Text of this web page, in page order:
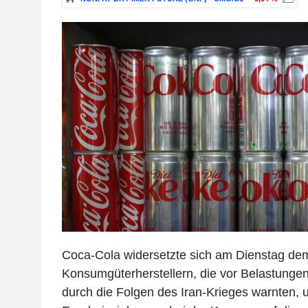
Coca-Cola widersetzte sich am Dienstag
Konsumgüterherstellern, die vor
durch die Folgen des Iran-Krieges warnten,